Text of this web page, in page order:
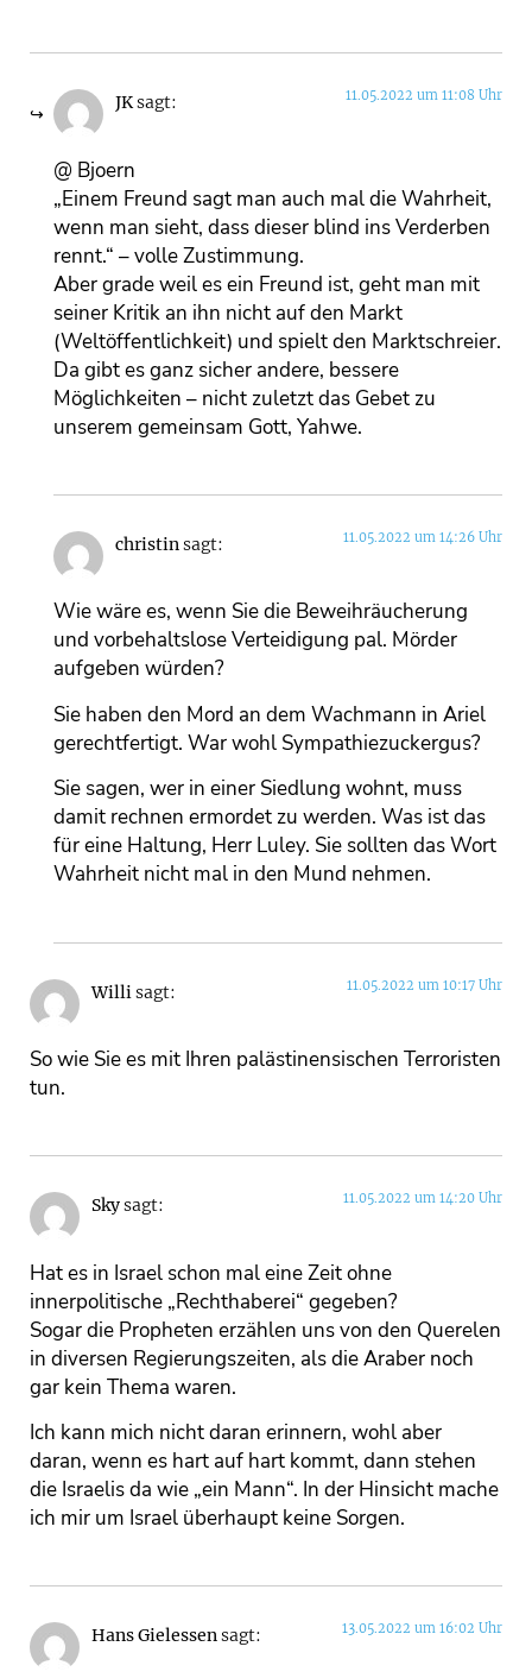
JKsagt: 11.05.2022 um 11:08 Uhr
@ Bjoern
„Einem Freund sagt man auch mal die Wahrheit,
wenn man sieht, dass dieser blind ins Verderben
rennt.“ – volle Zustimmung.
Aber grade weil es ein Freund ist, geht man mit
seiner Kritik an ihn nicht auf den Markt
(Weltöffentlichkeit) und spielt den Marktschreier.
Da gibt es ganz sicher andere, bessere
Möglichkeiten – nicht zuletzt das Gebet zu
unserem gemeinsam Gott, Yahwe.
christinsagt: 11.05.2022 um 14:26 Uhr
Wie wäre es, wenn Sie die Beweihräucherung
und vorbehaltslose Verteidigung pal. Mörder
aufgeben würden?
Sie haben den Mord an dem Wachmann in Ariel
gerechtfertigt. War wohl Sympathiezuckergus?
Sie sagen, wer in einer Siedlung wohnt, muss
damit rechnen ermordet zu werden. Was ist das
für eine Haltung, Herr Luley. Sie sollten das Wort
Wahrheit nicht mal in den Mund nehmen.
Willisagt: 11.05.2022 um 10:17 Uhr
So wie Sie es mit Ihren palästinensischen Terroristen
tun.
Skysagt: 11.05.2022 um 14:20 Uhr
Hat es in Israel schon mal eine Zeit ohne
innerpolitische „Rechthaberei“ gegeben?
Sogar die Propheten erzählen uns von den Querelen
in diversen Regierungszeiten, als die Araber noch
gar kein Thema waren.
Ich kann mich nicht daran erinnern, wohl aber
daran, wenn es hart auf hart kommt, dann stehen
die Israelis da wie „ein Mann“. In der Hinsicht mache
ich mir um Israel überhaupt keine Sorgen.
Hans Gielessensagt: 13.05.2022 um 16:02 Uhr